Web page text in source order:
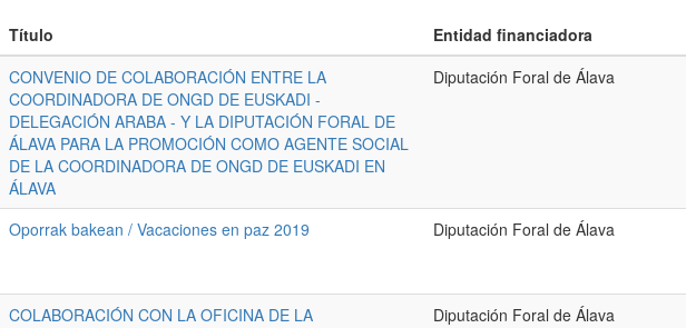
Título Entidad financiadora
CONVENIO DE COLABORACIÓN ENTRE LA
COORDINADORA DE ONGD DE EUSKADI -
DELEGACIÓN ARABA - Y LA DIPUTACIÓN FORAL DE
ÁLAVA PARA LA PROMOCIÓN COMO AGENTE SOCIAL
DE LA COORDINADORA DE ONGD DE EUSKADI EN
ÁLAVA
Diputación Foral de Álava
Oporrak bakean / Vacaciones en paz 2019 Diputación Foral de Álava
COLABORACIÓN CON LA OFICINA DE LA
Diputación Foral de Álava